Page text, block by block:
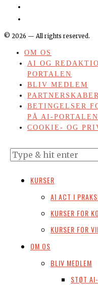
© 2026 — All rights reserved.
OM OS
AI OG
PORTALEN
BLIV MEDLEM
PARTNERSKABER
BETINGELSER
PÅ AI-
COOKIE- OG
KURSER
AI ACT I
KURSER FOR
KURSER FOR
OM OS
BLIV MEDLEM
STØT